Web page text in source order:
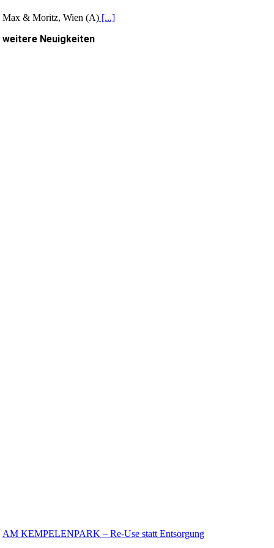
Max & Moritz, Wien (A)[...]
weitere Neuigkeiten
AM KEMPELENPARK – Re-Use statt Entsorgung